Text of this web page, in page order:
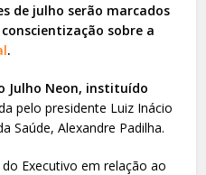
de julho serão marcados
sobre a
.
Julho Neon, instituído
pelo presidente Luiz Inácio
Saúde, Alexandre Padilha.
Executivo em relação ao